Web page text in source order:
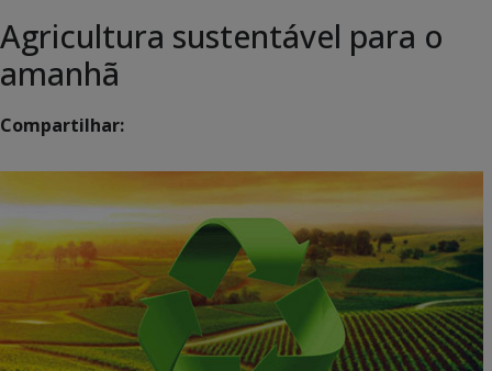
Agricultura sustentável para o
amanhã
Compartilhar: